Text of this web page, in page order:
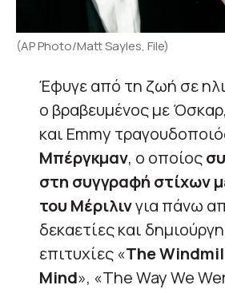
(AP Photo/Matt Sayles, File)
Έφυγε από τη ζωή σε
ο βραβευμένος με
και Emmy
Μπέργκμαν, ο οποίος
στη συγγραφή στίχων
του Μέριλινγια πάνω
δεκαετίες και
επιτυχίες «The
Mind», «The Way We